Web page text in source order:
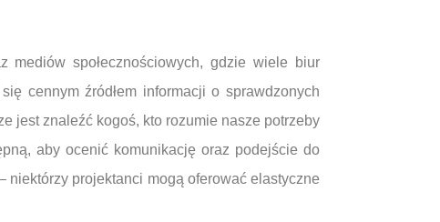
mediów społecznościowych, gdzie wiele biur
cennym źródłem informacji o sprawdzonych
jest znaleźć kogoś, kto rozumie nasze potrzeby
aby ocenić komunikację oraz podejście do
niektórzy projektanci mogą oferować elastyczne